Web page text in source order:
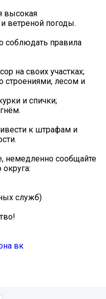
высокая
ветреной погоды.
соблюдать правила
на своих участках;
строениями, лесом и
и спички;
к штрафам и
немедленно сообщайте
служб)
вк